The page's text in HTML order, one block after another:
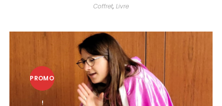
Coffret, Livre
PROMO
!